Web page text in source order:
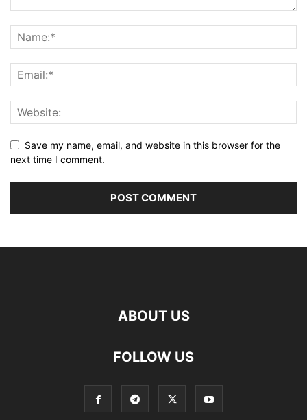
Save my name, email, and website in this browser for the
next time I comment.
ABOUT US
FOLLOW US